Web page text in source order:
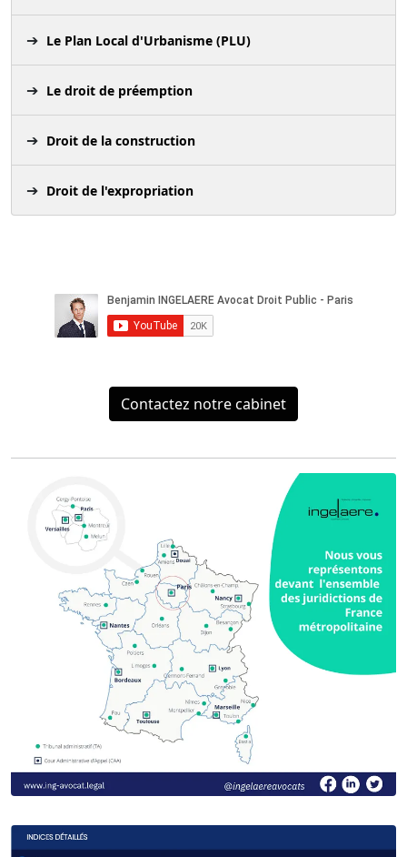
Le Plan Local d'Urbanisme (PLU)
Le droit de préemption
Droit de la construction
Droit de l'expropriation
Contactez notre cabinet